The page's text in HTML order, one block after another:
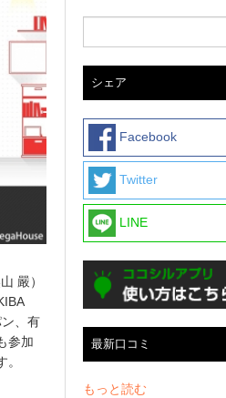
嚴）
、有
参加
シェア
Facebook
Twitter
LINE
最新口コミ
もっと読む